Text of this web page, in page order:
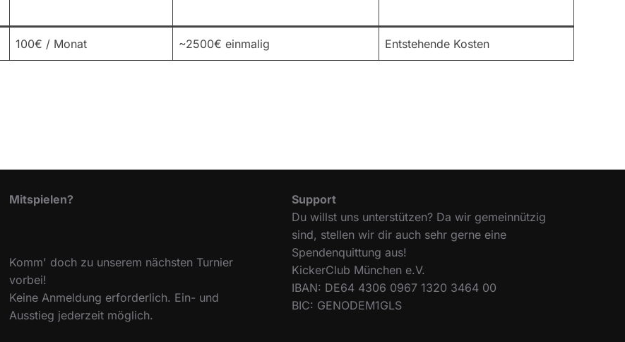
100€ / Monat ~2500€ einmalig Entstehende Kosten
Mitspielen?
Komm' doch zu unserem nächsten Turnier
vorbei!
Keine Anmeldung erforderlich. Ein- und
Ausstieg jederzeit möglich.
Support
Du willst uns unterstützen? Da wir gemeinnützig
sind, stellen wir dir auch sehr gerne eine
Spendenquittung aus!
KickerClub München e.V.
IBAN: DE64 4306 0967 1320 3464 00
BIC: GENODEM1GLS